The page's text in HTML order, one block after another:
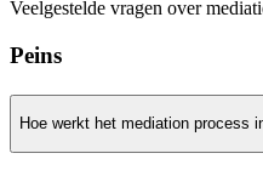
Veelgestelde vragen over
Peins
Hoe werkt het mediation process